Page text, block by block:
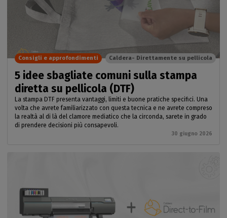
5 idee sbagliate comuni sulla stampa
diretta su pellicola (DTF)
La stampa DTF presenta vantaggi, limiti e buone pratiche specifici. Una
volta che avrete familiarizzato con questa tecnica e ne avrete compreso
la realtà al di là del clamore mediatico che la circonda, sarete in grado
di prendere decisioni più consapevoli.
30 giugno 2026
Consigli e approfondimenti Caldera- Direttamente su pellicola